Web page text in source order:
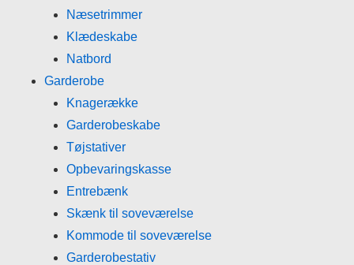
Næsetrimmer
Klædeskabe
Natbord
Garderobe
Knagerække
Garderobeskabe
Tøjstativer
Opbevaringskasse
Entrebænk
Skænk til soveværelse
Kommode til soveværelse
Garderobestativ